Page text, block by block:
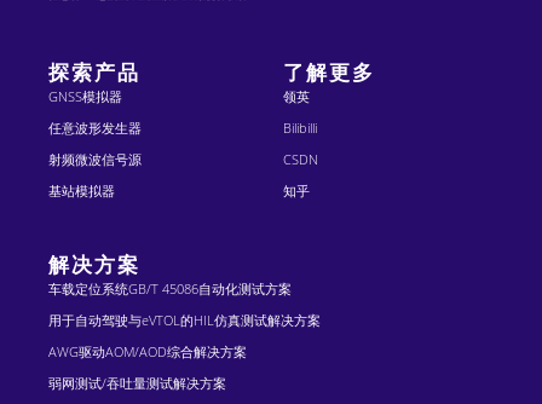
探索产品
GNSS模拟器
任意波形发生器
射频微波信号源
基站模拟器
了解更多
领英
Bilibilli
CSDN
知乎
解决方案
车载定位系统GB/T 45086自动化测试方案
用于自动驾驶与eVTOL的HIL仿真测试解决方案
AWG驱动AOM/AOD综合解决方案
弱网测试/吞吐量测试解决方案